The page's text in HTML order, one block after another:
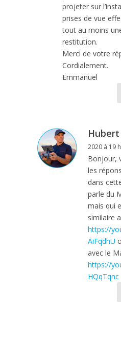
projeter sur
prises de vue
tout au moins
restitution.
Merci de votre
Cordialement.
Emmanuel
Hubert
2020 à 19
Bonjour,
les
dans
parle du
mais qui
similaire
https://
AiFqdhU
avec le
https://
HQqTqnc